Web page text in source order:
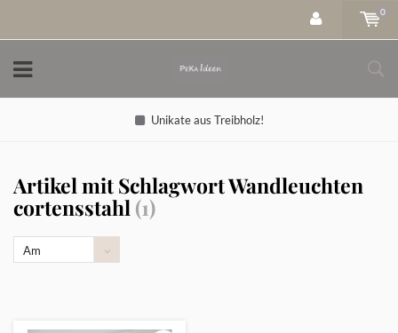
0
Unikate aus Treibholz!
Artikel mit Schlagwort Wandleuchten
cortensstahl (1)
Am